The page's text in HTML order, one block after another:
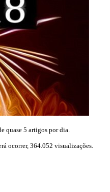
quase 5 artigos por dia.
ocorrer, 364.052 visualizações.